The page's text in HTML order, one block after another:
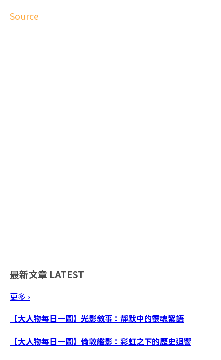
Source
最新文章 LATEST
更多 ›
【大人物每日一圖】光影敘事：靜默中的靈魂絮語
【大人物每日一圖】倫敦艦影：彩虹之下的歷史迴響